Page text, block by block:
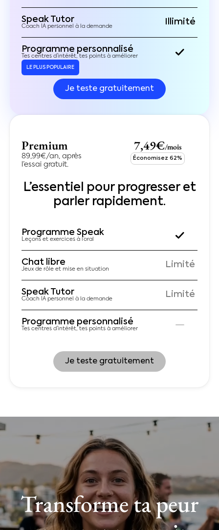
Speak Tutor
Coach IA personnel à la demande Illimité
Programme personnalisé
Tes centres d’intérêt, tes points à améliorer
LE PLUS POPULAIRE
Je teste gratuitement
Premium
89,99€/an, après
l’essai gratuit.
7,49€/mois
Économisez 62%
L’essentiel pour progresser et
parler rapidement.
Programme Speak
Leçons et exercices à l’oral
Chat libre
Jeux de rôle et mise en situation Limité
Speak Tutor
Coach IA personnel à la demande Limité
Programme personnalisé
Tes centres d’intérêt, tes points à améliorer
Je teste gratuitement
Transforme ta peur